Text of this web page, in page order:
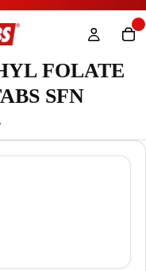
FOLATE
SFN